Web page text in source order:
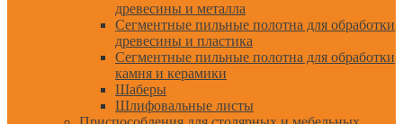
древесины и металла
Сегментные пильные полотна для обработки
древесины и пластика
Сегментные пильные полотна для обработки
камня и керамики
Шаберы
Шлифовальные листы